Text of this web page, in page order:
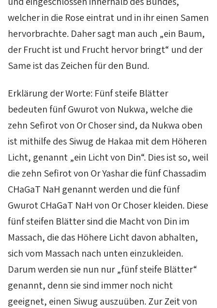
welcher in die Rose eintrat und in ihr einen Samen
hervorbrachte. Daher sagt man auch „ein Baum,
der Frucht ist und Frucht hervor bringt“ und der
Same ist das Zeichen für den Bund.
Erklärung der Worte: Fünf steife Blätter
bedeuten fünfGwurotvon Nukwa, welche die
zehn Sefirotvon OrChosersind, da Nukwa oben
ist mithilfe desSiwug de Hakaa mit dem Höheren
Licht, genannt „ein Licht von Din“. Dies ist so, weil
die zehn Sefirotvon OrYashardie fünfChassadim
CHaGaT NaH genannt werden und die fünf
GwurotCHaGaT NaHvon OrChoserkleiden. Diese
fünf steifen Blätter sind die Macht von Din im
Massach, die das Höhere Licht davon abhalten,
sich vom Massach nach unten einzukleiden.
Darum werden sie nun nur „fünf steife Blätter“
genannt, denn sie sind immer noch nicht
geeignet, einen Siwug auszuüben. Zur Zeit von